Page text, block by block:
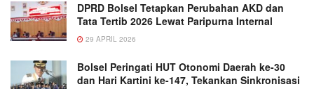
DPRD Bolsel Tetapkan Perubahan AKD dan
Tata Tertib 2026 Lewat Paripurna Internal
29 APRIL 2026
Bolsel Peringati HUT Otonomi Daerah ke-30
dan Hari Kartini ke-147, Tekankan Sinkronisasi